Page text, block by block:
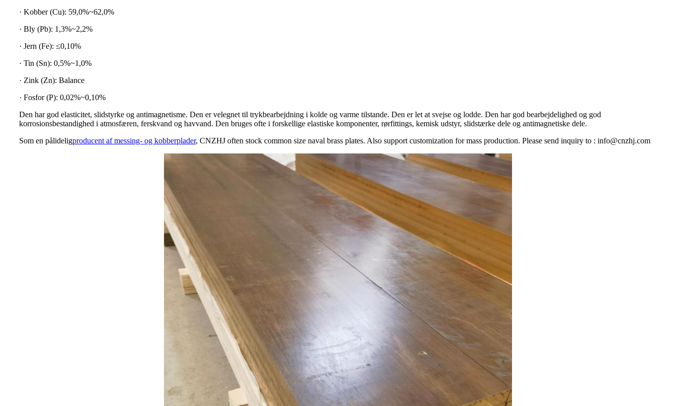
· Kobber (Cu): 59,0%~62,0%
· Bly (Pb): 1,3%~2,2%
· Jern (Fe): ≤0,10%
· Tin (Sn): 0,5%~1,0%
· Zink (Zn): Balance
· Fosfor (P): 0,02%~0,10%
Den har god elasticitet, slidstyrke og antimagnetisme. Den er velegnet til trykbearbejdning i kolde og varme tilstande. Den er let at svejse og lodde. Den har god bearbejdelighed og god
korrosionsbestandighed i atmosfæren, ferskvand og havvand. Den bruges ofte i forskellige elastiske komponenter, rørfittings, kemisk udstyr, slidstærke dele og antimagnetiske dele.
Som en pålideligproducent af messing- og kobberplader, CNZHJ often stock common size naval brass plates. Also support customization for mass production. Please send inquiry to : info@cnzhj.com